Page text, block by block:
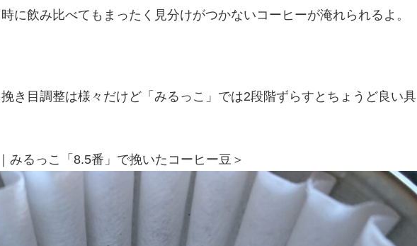
に飲み比べてもまったく見分けがつかないコーヒーが淹れられるよ。
き目調整は様々だけど「みるっこ」では2段階ずらすとちょうど良い具
みるっこ「8.5番」で挽いたコーヒー豆＞